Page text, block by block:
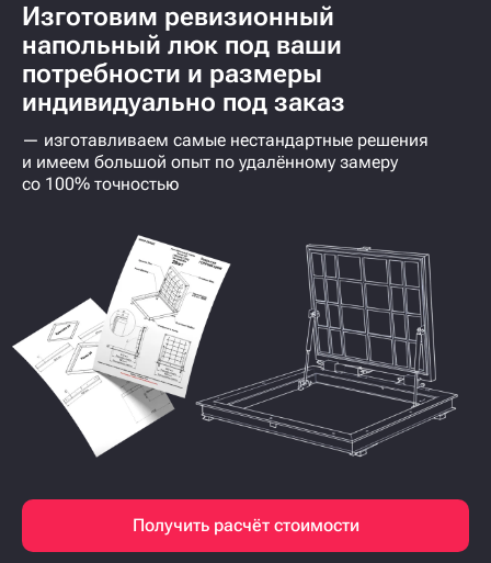
Изготовим ревизионный
напольный люк под ваши
потребности и размеры
индивидуально под заказ
— изготавливаем самые нестандартные решения
и имеем большой опыт по удалённому замеру
со 100% точностью
Получить расчёт стоимости